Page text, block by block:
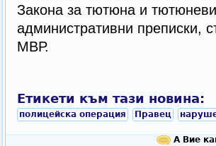
Закона за тютюна и
административни преписки,
МВР.
Етикети към тази новина:
полицейска операция Правец
А Вие